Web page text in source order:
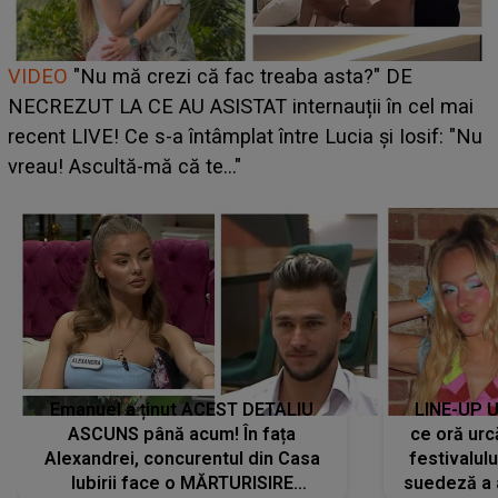
Cine este Bianca, tânăra clujeancă luată pe scenă la
UNTOLD ONE de Zara Larsson? Aceasta a dezvăluit
ce i-a spus artista suedeză în culise: „Nu am fost
pregătită...”
Emanuel a ținut ACEST DETALIU
ASCUNS până acum! În fața
Alexandrei, concurentul din Casa
Iubirii face o MĂRTURISIRE
LINE-UP
ce oră
suedeză a